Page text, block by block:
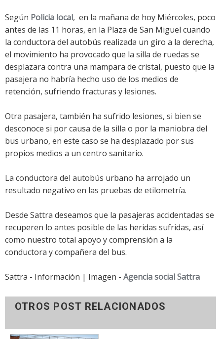
Según Policia local, en la mañana de hoy Miércoles, poco
antes de las 11 horas, en la Plaza de San Miguel cuando
la conductora del autobús realizada un giro a la derecha,
el movimiento ha provocado que la silla de ruedas se
desplazara contra una mampara de cristal, puesto que la
pasajera no habría hecho uso de los medios de
retención, sufriendo fracturas y lesiones.
Otra pasajera, también ha sufrido lesiones, si bien se
desconoce si por causa de la silla o por la maniobra del
bus urbano, en este caso se ha desplazado por sus
propios medios a un centro sanitario.
La conductora del autobús urbano ha arrojado un
resultado negativo en las pruebas de etilometría.
Desde Sattra deseamos que la pasajeras accidentadas se
recuperen lo antes posible de las heridas sufridas, así
como nuestro total apoyo y comprensión a la
conductora y compañera del bus.
Sattra - Información | Imagen - Agencia social Sattra
OTROS POST RELACIONADOS